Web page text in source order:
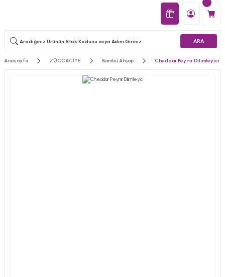
ARA
Anasayfa ZÜCCACİYE Bambu Ahşap Cheddar Peynir Dilimleyici